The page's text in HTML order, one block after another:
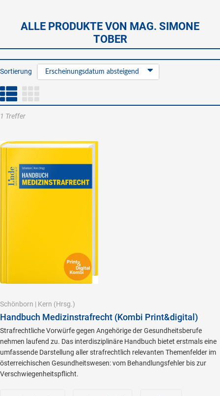
ALLE PRODUKTE VON MAG. SIMONE
TOBER
Sortierung Erscheinungsdatum absteigend
1 Treffer
Schönborn | Kern (Hrsg.)
Handbuch Medizinstrafrecht (Kombi Print&digital)
Strafrechtliche Vorwürfe gegen Angehörige der Gesundheitsberufe
nehmen laufend zu. Das interdisziplinäre Handbuch bietet erstmals eine
umfassende Darstellung aller strafrechtlich relevanten Themenfelder im
österreichischen Gesundheitswesen: vom Behandlungsfehler bis zur
Verschwiegenheitspflicht.